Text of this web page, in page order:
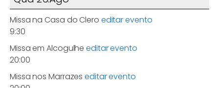
Missa na Casa do Clero editar evento
9:30
Missa em Alcogulhe editar evento
20:00
Missa nos Marrazes editar evento